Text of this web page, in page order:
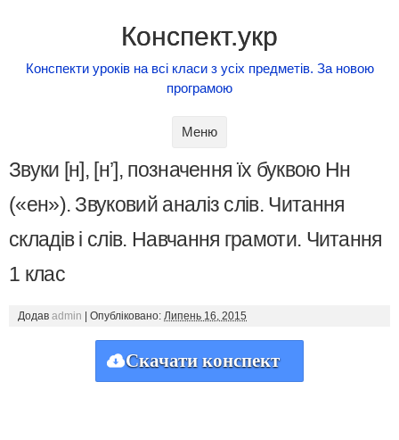
Конспект.укр
Конспекти уроків на всі класи з усіх предметів. За новою
програмою
Меню
Звуки [н], [н’], позначення їх буквою Нн
(«ен»). Звуковий аналіз слів. Читання
складів і слів. Навчання грамоти. Читання
1 клас
Додав admin Опубліковано: Липень 16, 2015
Скачати конспект